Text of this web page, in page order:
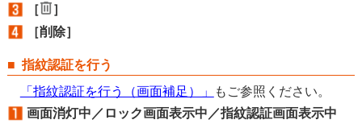
［
］
［削除］
指紋認証を行う
「指紋認証を行う（画面補足）」
もご参照ください。
画面消灯中／ロック画面表示中／指紋認証画面表示中